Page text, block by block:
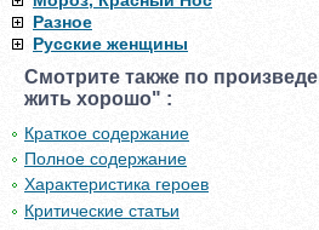
Разное
Русские женщины
Смотрите также по
жить хорошо" :
Краткое содержание
Полное содержание
Характеристика героев
Критические статьи